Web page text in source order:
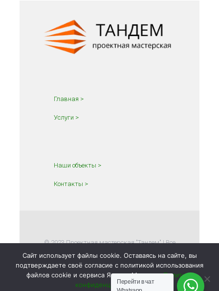
Главная >
Услуги >
Наши объекты >
Контакты >
© 2023 Проектная мастерская "Тандем" | Все
права защищены | политика
конфиденциальности
Перейти в чат
Сайт использует файлы cookie. Оставаясь на сайте, вы
подтверждаете своё согласие с политикой использования
файлов cookie и сервиса Яндекс.Метрика.Политика
конфиденциальности